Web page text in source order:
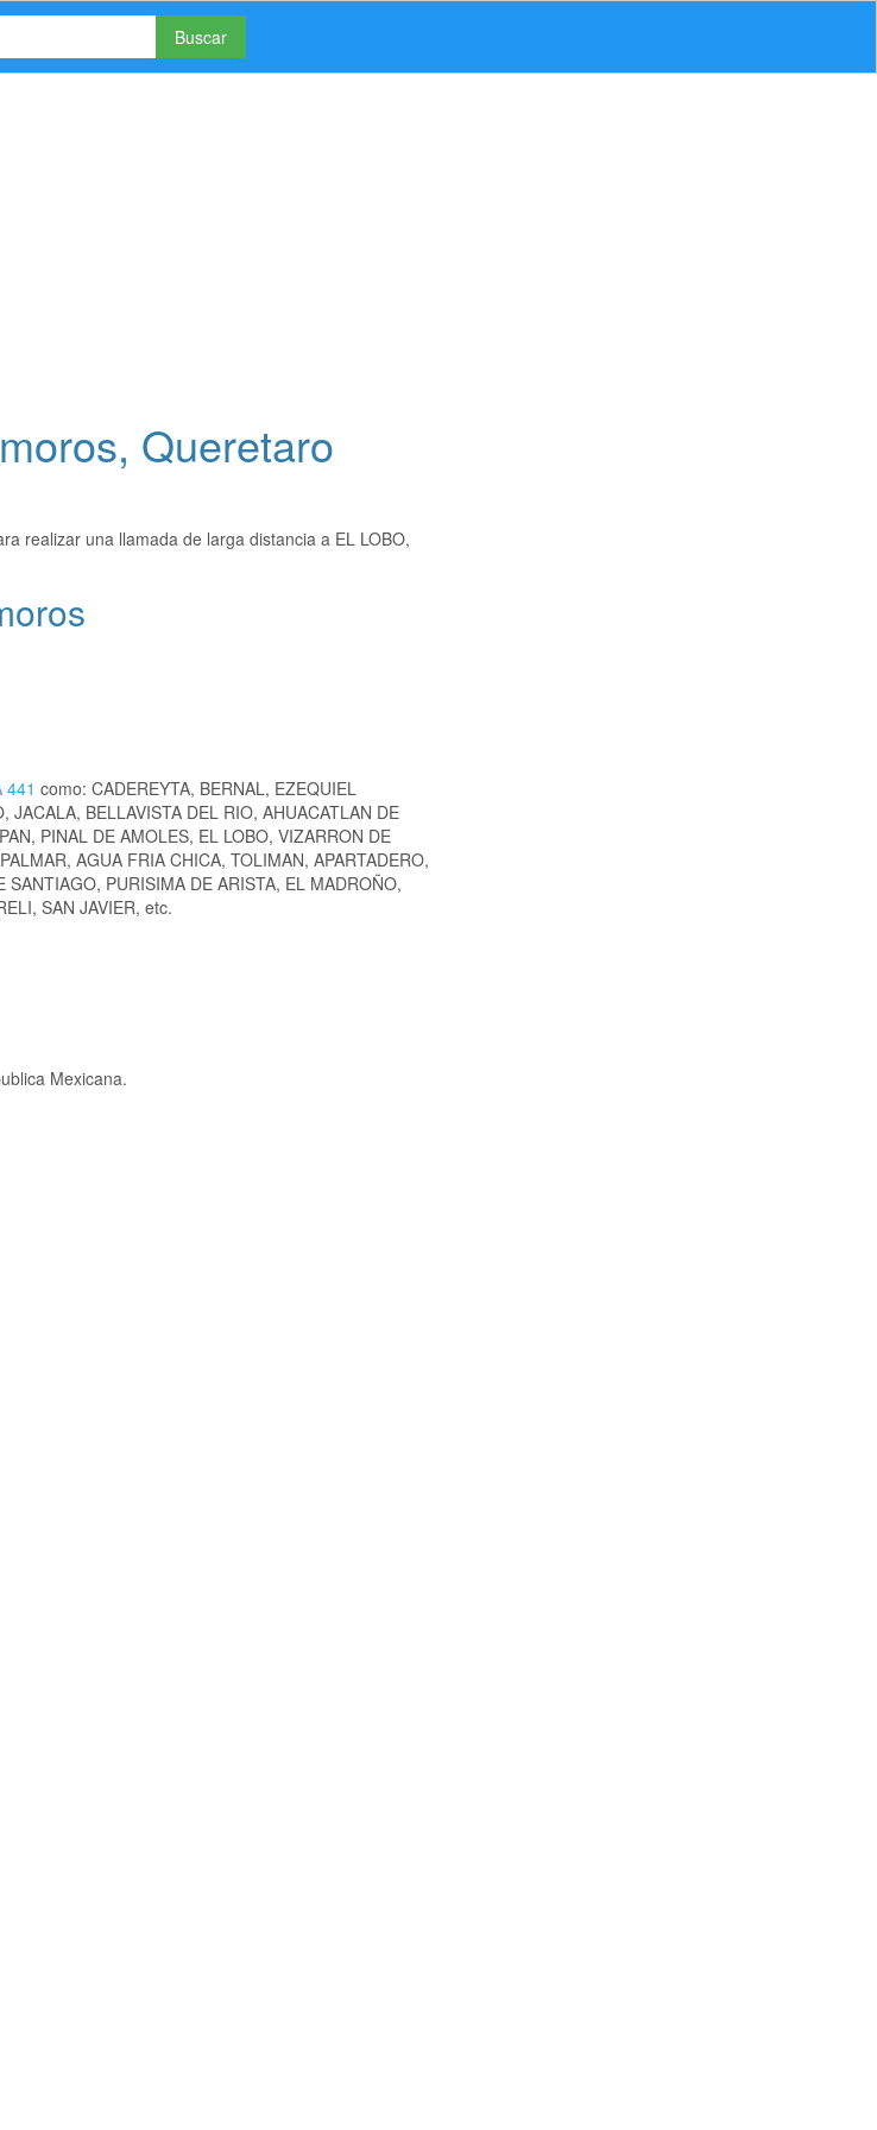
Buscar
Queretaro
realizar una llamada de larga distancia a EL LOBO,
441 como: CADEREYTA, BERNAL, EZEQUIEL
BELLAVISTA DEL RIO, AHUACATLAN DE
PINAL DE AMOLES, EL LOBO, VIZARRON DE
AGUA FRIA CHICA, TOLIMAN, APARTADERO,
PURISIMA DE ARISTA, EL MADROÑO,
SAN JAVIER, etc.
Mexicana.